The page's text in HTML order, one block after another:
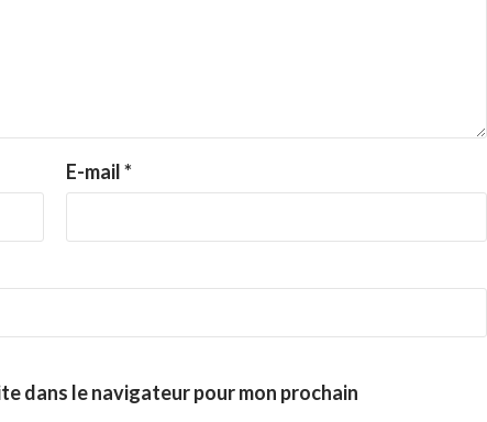
E-mail*
dans le navigateur pour mon prochain